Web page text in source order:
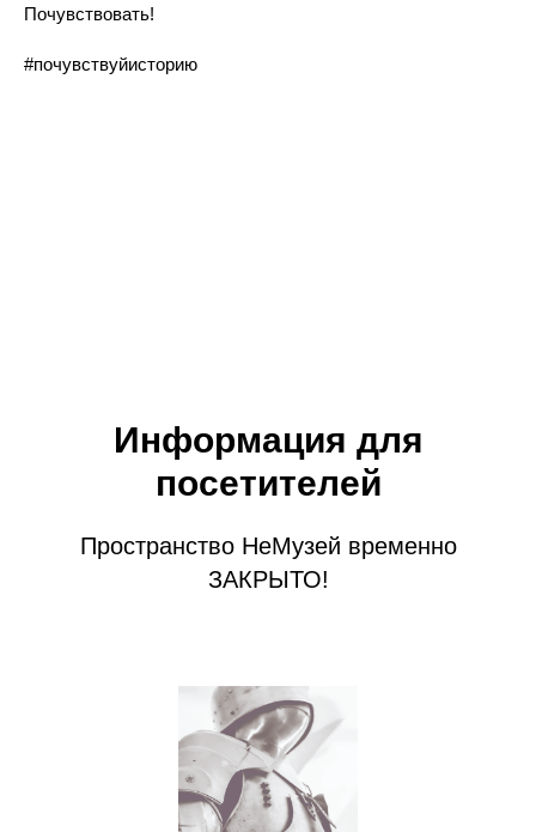
Почувствовать!
#почувствуйисторию
Информация для
посетителей
Пространство НеМузей временно
ЗАКРЫТО!